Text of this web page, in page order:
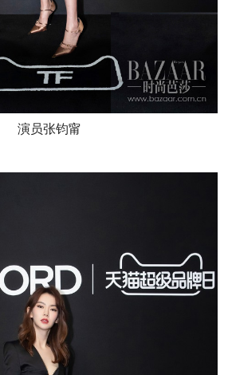
演员张钧甯